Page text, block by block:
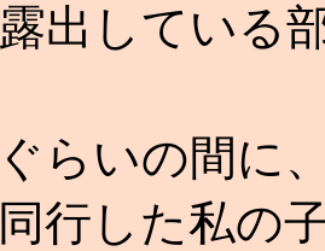
出している
らいの間に
行した私の